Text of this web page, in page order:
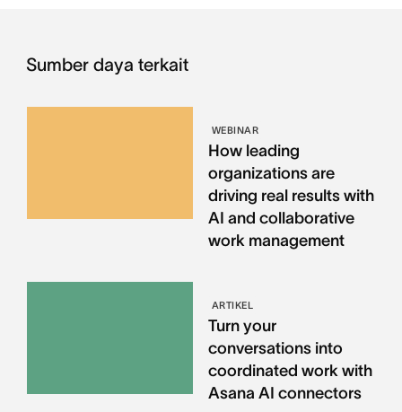
Sumber daya terkait
WEBINAR
How leading
organizations are
driving real results with
AI and collaborative
work management
ARTIKEL
Turn your
conversations into
coordinated work with
Asana AI connectors